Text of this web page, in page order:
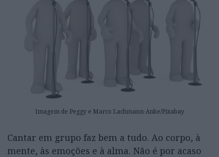
Imagem de Peggy e Marco Lachmann-Anke/Pixabay
Cantar em grupo faz bem a tudo. Ao corpo, à
mente, às emoções e à alma. Não é por acaso